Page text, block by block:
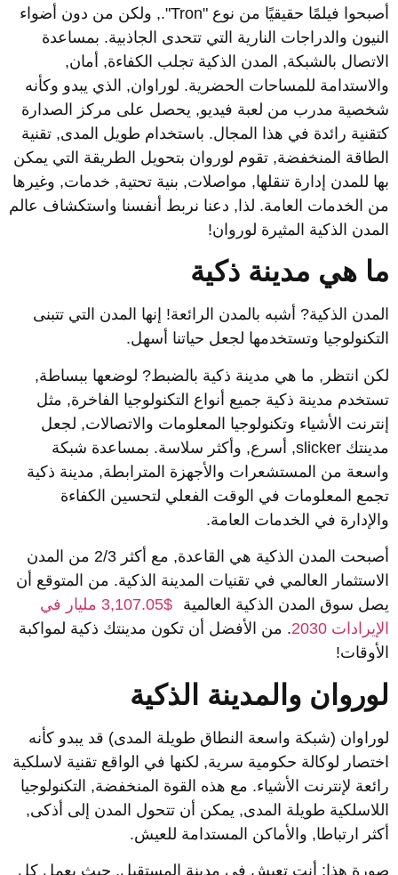
أصبحوا فيلمًا حقيقيًا من نوع "Tron"., ولكن من دون أضواء
والدراجات النارية التي تتحدى الجاذبية. بمساعدة
بالشبكة, المدن الذكية تجلب الكفاءة, أمان,
للمساحات الحضرية. لوراوان, الذي يبدو وكأنه
مدرب من لعبة فيديو, يحصل على مركز الصدارة
رائدة في هذا المجال. باستخدام طويل المدى, تقنية
المنخفضة, تقوم لوروان بتحويل الطريقة التي يمكن
للمدن إدارة تنقلها, مواصلات, بنية تحتية, خدمات, وغيرها
الخدمات العامة. لذا, دعنا نربط أنفسنا واستكشاف عالم
الذكية المثيرة لوروان!
هي مدينة ذكية
الذكية? أشبه بالمدن الرائعة! إنها المدن التي تتبنى
وتستخدمها لجعل حياتنا أسهل.
انتظر, ما هي مدينة ذكية بالضبط? لوضعها ببساطة,
مدينة ذكية جميع أنواع التكنولوجيا الفاخرة, مثل
الأشياء وتكنولوجيا المعلومات والاتصالات, لجعل
مدينتك slicker, أسرع, وأكثر سلاسة. بمساعدة شبكة
من المستشعرات والأجهزة المترابطة, مدينة ذكية
المعلومات في الوقت الفعلي لتحسين الكفاءة
في الخدمات العامة.
أصبحت المدن الذكية هي القاعدة, مع أكثر 2/3 من المدن
العالمي في تقنيات المدينة الذكية. من المتوقع أن
سوق المدن الذكية العالمية
$3,107.05 مليار في
2030
. من الأفضل أن تكون مدينتك ذكية لمواكبة
والمدينة الذكية
(شبكة واسعة النطاق طويلة المدى) قد يبدو كأنه
لوكالة حكومية سرية, لكنها في الواقع تقنية لاسلكية
لإنترنت الأشياء. مع هذه القوة المنخفضة, التكنولوجيا
طويلة المدى, يمكن أن تتحول المدن إلى أذكى,
ارتباطا, والأماكن المستدامة للعيش.
هذا: أنت تعيش في مدينة المستقبل, حيث يعمل كل